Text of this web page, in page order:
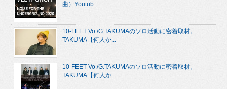
曲）Youtub...
10-FEET Vo./G.TAKUMAのソロ活動に密着取材。
TAKUMA【何人か...
10-FEET Vo./G.TAKUMAのソロ活動に密着取材。
TAKUMA【何人か...